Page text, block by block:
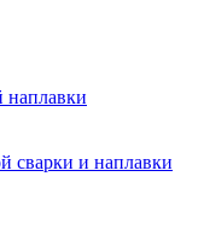
наплавки
сварки и наплавки